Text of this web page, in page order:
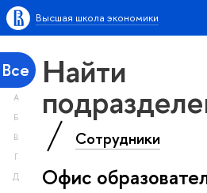
Высшая школа экономики
Все
А
Б
В
Г
Д
Найти
Сотрудники
Офис